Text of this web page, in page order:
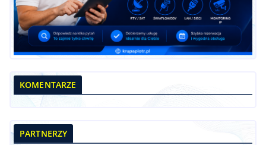
KOMENTARZE
PARTNERZY